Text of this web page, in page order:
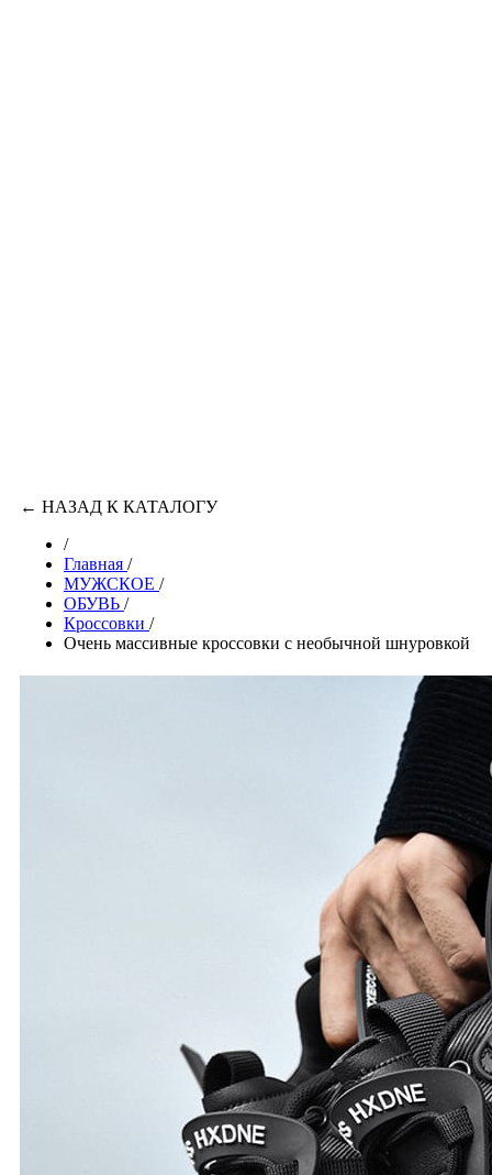
← НАЗАД К КАТАЛОГУ
/
Главная /
МУЖСКОЕ /
ОБУВЬ /
Кроссовки /
Очень массивные кроссовки с необычной шнуровкой